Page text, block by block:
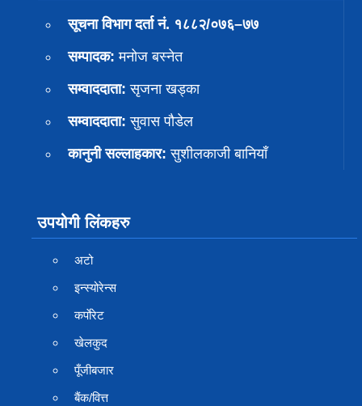
सूचना विभाग दर्ता नं. १८८२/०७६–७७
सम्पादक: मनोज बस्नेत
सम्वाददाता: सृजना खड्का
सम्वाददाता: सुवास पाैडेल
कानुनी सल्लाहकार: सुशीलकाजी बानियाँ
उपयोगी लिंकहरु
अटो
इन्स्योरेन्स
कर्पाेरेट
खेलकुद
पूँजीबजार
बैंक/वित्त